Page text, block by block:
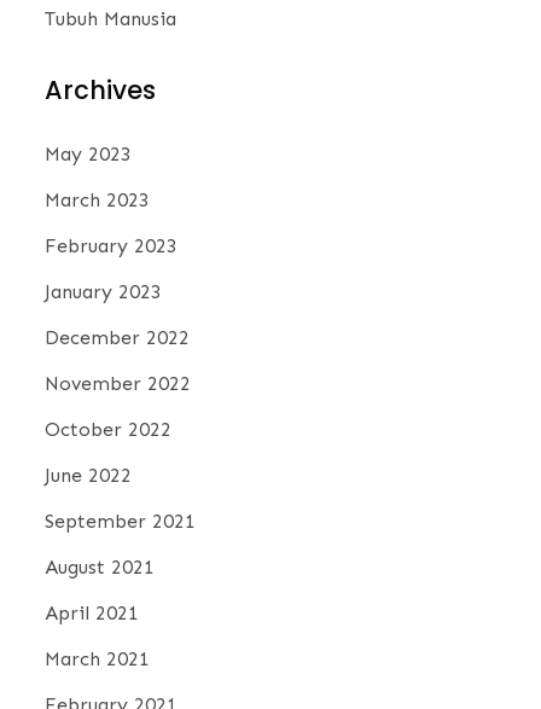
Tubuh Manusia
Archives
May 2023
March 2023
February 2023
January 2023
December 2022
November 2022
October 2022
June 2022
September 2021
August 2021
April 2021
March 2021